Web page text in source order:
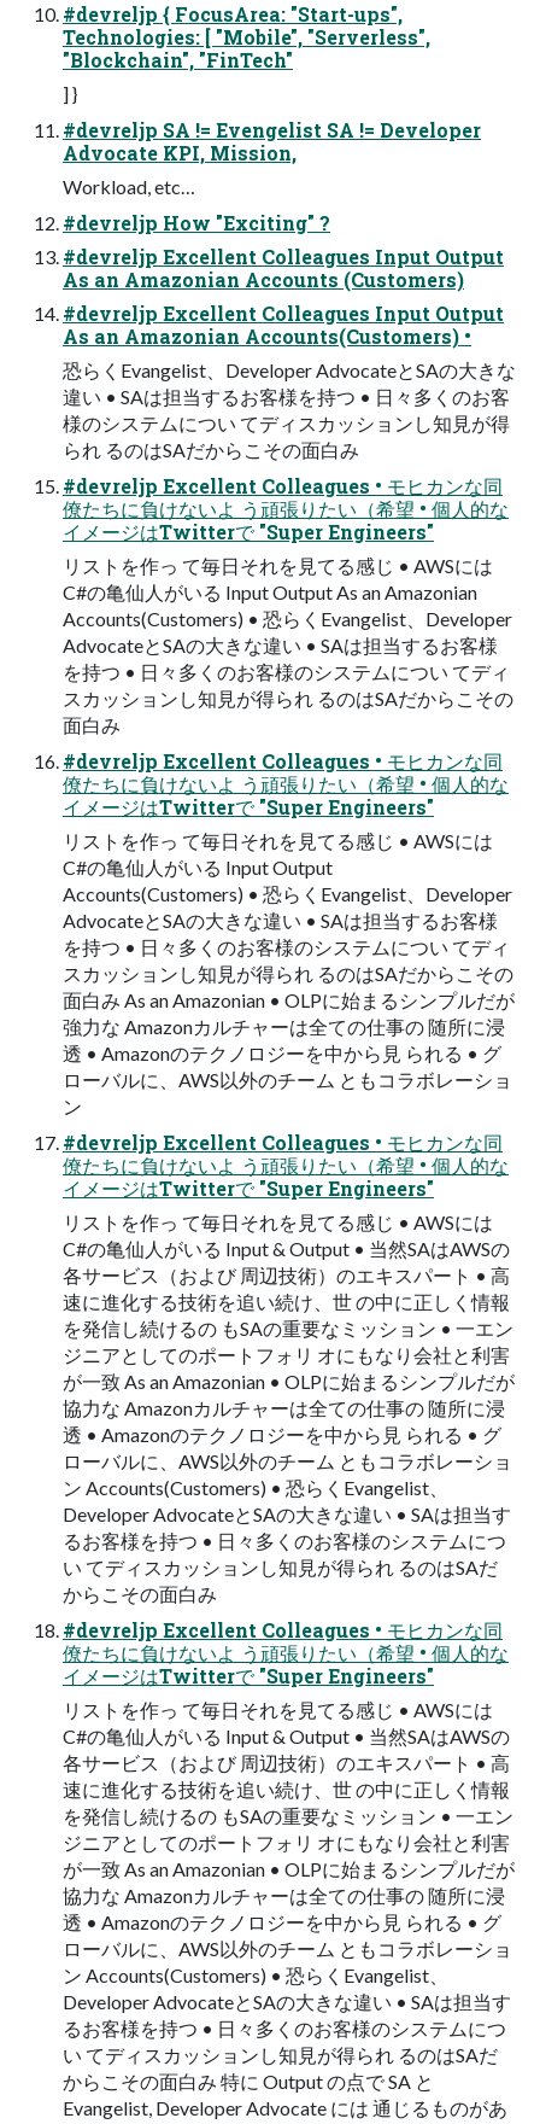
#devreljp { FocusArea: "Start-ups",
Technologies: [ "Mobile", "Serverless",
"Blockchain", "FinTech"
] }
#devreljp SA != Evengelist SA != Developer
Advocate KPI, Mission,
Workload, etc…
#devreljp How "Exciting" ?
#devreljp Excellent Colleagues Input Output
As an Amazonian Accounts (Customers)
#devreljp Excellent Colleagues Input Output
As an Amazonian Accounts(Customers) •
恐らくEvangelist、Developer AdvocateとSAの⼤きな
違い • SAは担当するお客様を持つ • ⽇々多くのお客
様のシステムについ てディスカッションし知⾒が得
られ るのはSAだからこその⾯⽩み
#devreljp Excellent Colleagues • モヒカンな同
僚たちに負けないよ う頑張りたい（希望 • 個⼈的な
イメージはTwitterで "Super Engineers"
リストを作っ て毎⽇それを⾒てる感じ • AWSには
C#の⻲仙⼈がいる Input Output As an Amazonian
Accounts(Customers) • 恐らくEvangelist、Developer
AdvocateとSAの⼤きな違い • SAは担当するお客様
を持つ • ⽇々多くのお客様のシステムについ てディ
スカッションし知⾒が得られ るのはSAだからこその
⾯⽩み
#devreljp Excellent Colleagues • モヒカンな同
僚たちに負けないよ う頑張りたい（希望 • 個⼈的な
イメージはTwitterで "Super Engineers"
リストを作っ て毎⽇それを⾒てる感じ • AWSには
C#の⻲仙⼈がいる Input Output
Accounts(Customers) • 恐らくEvangelist、Developer
AdvocateとSAの⼤きな違い • SAは担当するお客様
を持つ • ⽇々多くのお客様のシステムについ てディ
スカッションし知⾒が得られ るのはSAだからこその
⾯⽩み As an Amazonian • OLPに始まるシンプルだが
強⼒な Amazonカルチャーは全ての仕事の 随所に浸
透 • Amazonのテクノロジーを中から⾒ られる • グ
ローバルに、AWS以外のチーム ともコラボレーショ
ン
#devreljp Excellent Colleagues • モヒカンな同
僚たちに負けないよ う頑張りたい（希望 • 個⼈的な
イメージはTwitterで "Super Engineers"
リストを作っ て毎⽇それを⾒てる感じ • AWSには
C#の⻲仙⼈がいる Input & Output • 当然SAはAWSの
各サービス（および 周辺技術）のエキスパート • ⾼
速に進化する技術を追い続け、世 の中に正しく情報
を発信し続けるの もSAの重要なミッション • ⼀エン
ジニアとしてのポートフォリ オにもなり会社と利害
が⼀致 As an Amazonian • OLPに始まるシンプルだが
協⼒な Amazonカルチャーは全ての仕事の 随所に浸
透 • Amazonのテクノロジーを中から⾒ られる • グ
ローバルに、AWS以外のチーム ともコラボレーショ
ン Accounts(Customers) • 恐らくEvangelist、
Developer AdvocateとSAの⼤きな違い • SAは担当す
るお客様を持つ • ⽇々多くのお客様のシステムにつ
い てディスカッションし知⾒が得られ るのはSAだ
からこその⾯⽩み
#devreljp Excellent Colleagues • モヒカンな同
僚たちに負けないよ う頑張りたい（希望 • 個⼈的な
イメージはTwitterで "Super Engineers"
リストを作っ て毎⽇それを⾒てる感じ • AWSには
C#の⻲仙⼈がいる Input & Output • 当然SAはAWSの
各サービス（および 周辺技術）のエキスパート • ⾼
速に進化する技術を追い続け、世 の中に正しく情報
を発信し続けるの もSAの重要なミッション • ⼀エン
ジニアとしてのポートフォリ オにもなり会社と利害
が⼀致 As an Amazonian • OLPに始まるシンプルだが
協⼒な Amazonカルチャーは全ての仕事の 随所に浸
透 • Amazonのテクノロジーを中から⾒ られる • グ
ローバルに、AWS以外のチーム ともコラボレーショ
ン Accounts(Customers) • 恐らくEvangelist、
Developer AdvocateとSAの⼤きな違い • SAは担当す
るお客様を持つ • ⽇々多くのお客様のシステムにつ
い てディスカッションし知⾒が得られ るのはSAだ
からこその⾯⽩み 特に Output の点で SA と
Evangelist, Developer Advocate には 通じるものがあ